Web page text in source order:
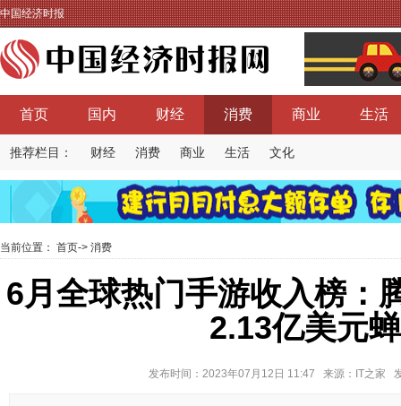
中国经济时报
首页 国内 财经 消费 商业 生活
推荐栏目： 财经 消费 商业 生活 文化
当前位置： 首页-> 消费
6月全球热门手游收入榜：
2.13亿美元
发布时间：2023年07月12日 11:47 来源：IT之家